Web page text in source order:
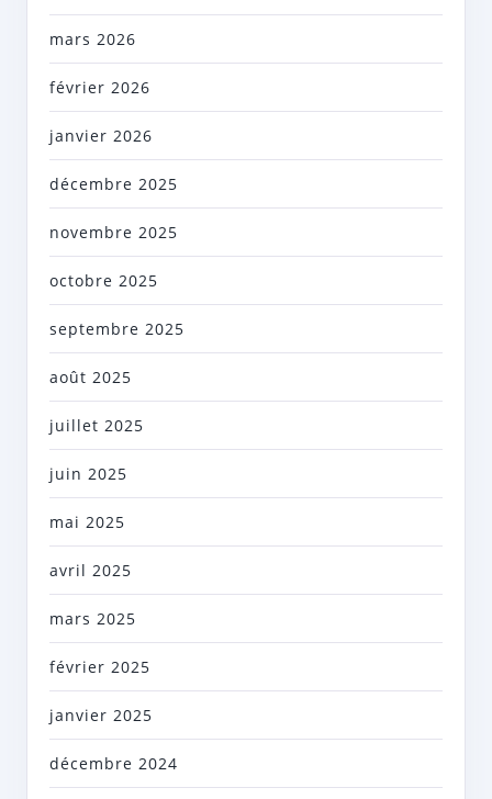
mars 2026
février 2026
janvier 2026
décembre 2025
novembre 2025
octobre 2025
septembre 2025
août 2025
juillet 2025
juin 2025
mai 2025
avril 2025
mars 2025
février 2025
janvier 2025
décembre 2024